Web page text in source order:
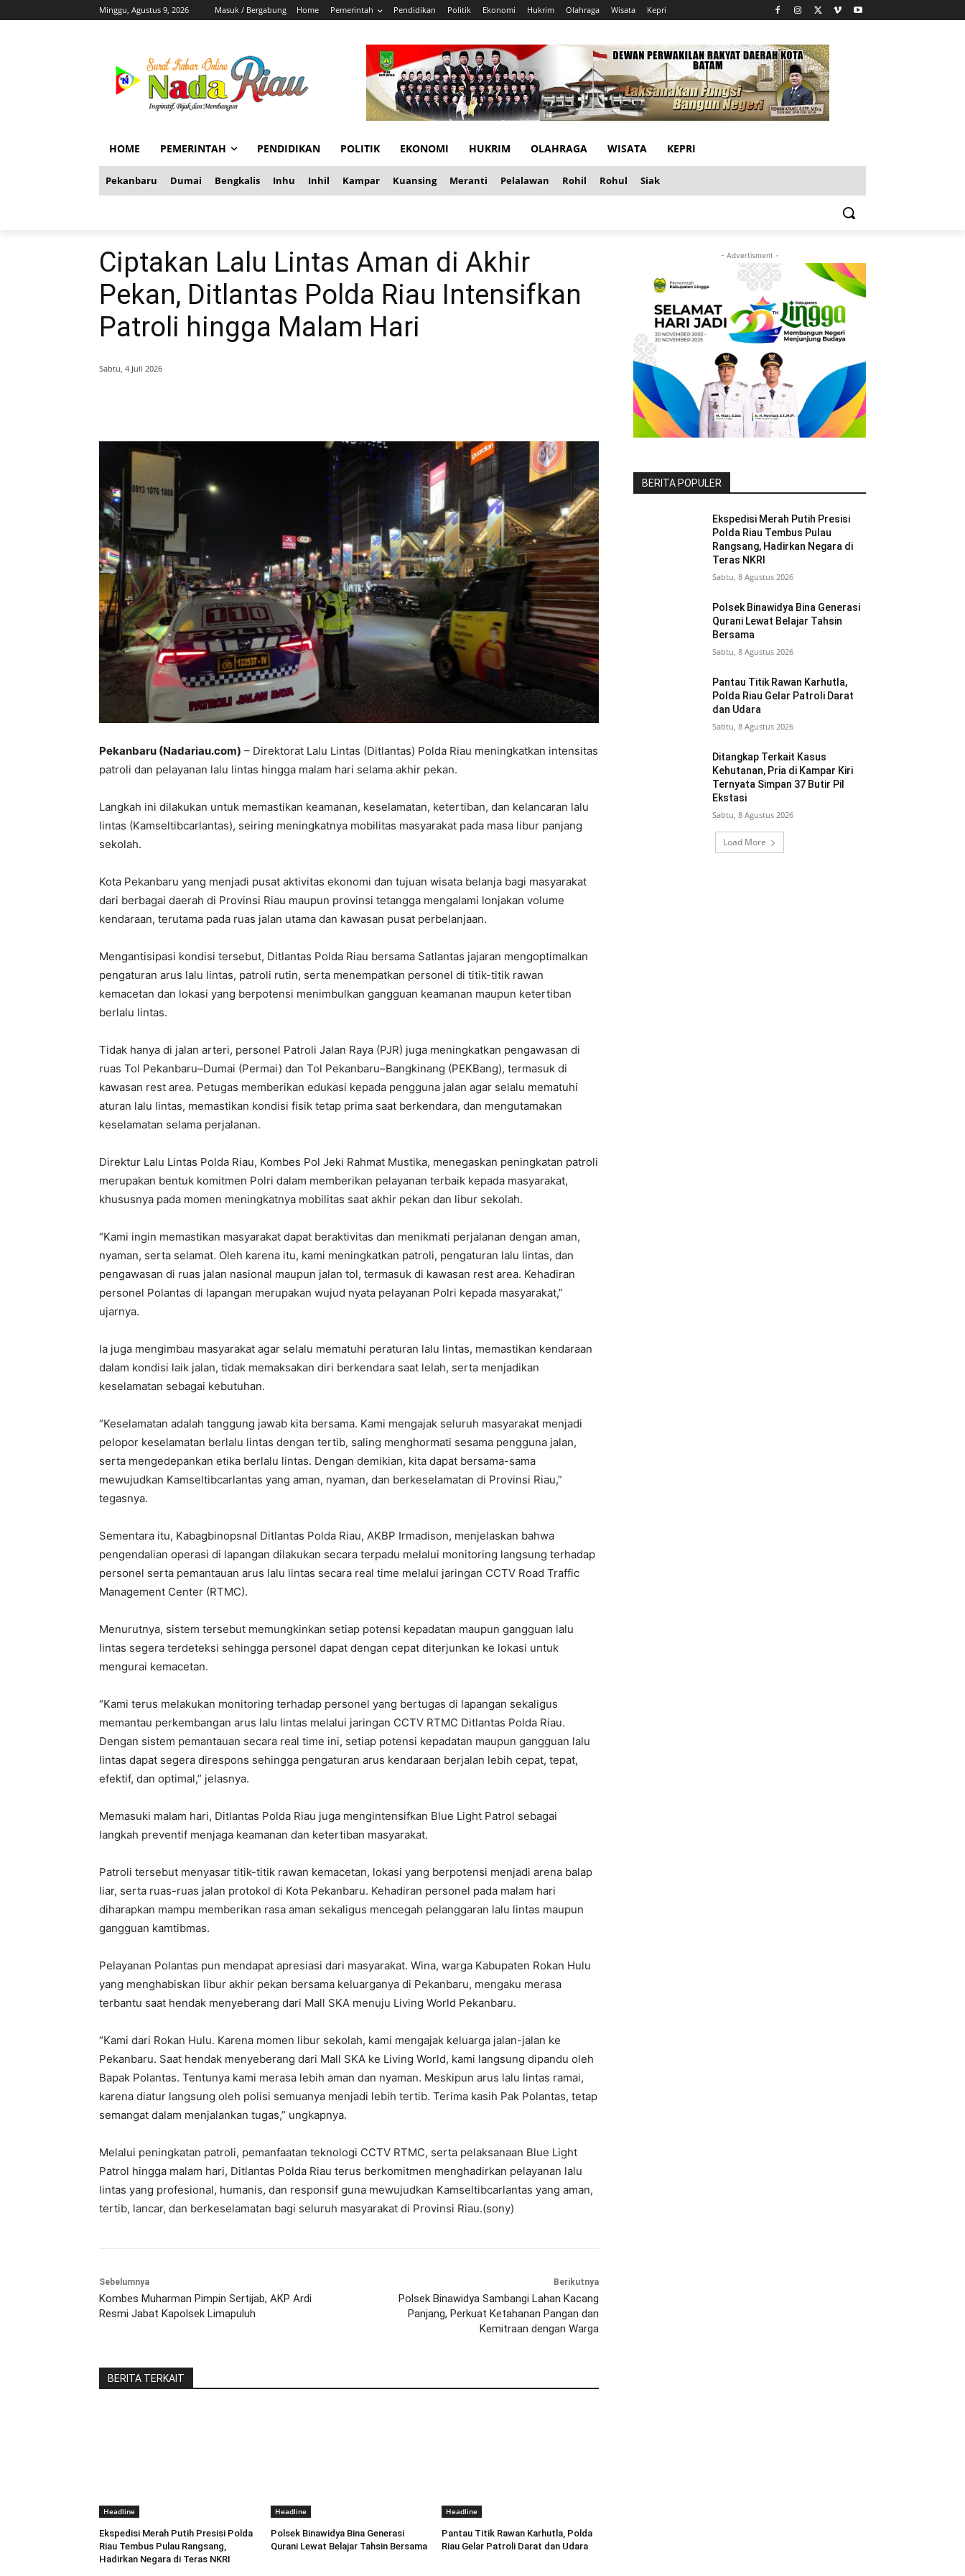
Minggu, Agustus 9, 2026 Masuk / Bergabung Home Pemerintah Pendidikan Politik Ekonomi Hukrim Olahraga Wisata Kepri
HOME PEMERINTAH PENDIDIKAN POLITIK EKONOMI HUKRIM OLAHRAGA WISATA KEPRI
Pekanbaru Dumai Bengkalis Inhu Inhil Kampar Kuansing Meranti Pelalawan Rohil Rohul Siak
Ciptakan Lalu Lintas Aman di Akhir
Pekan, Ditlantas Polda Riau Intensifkan
Patroli hingga Malam Hari
Sabtu, 4 Juli 2026
Pekanbaru (Nadariau.com) – Direktorat Lalu Lintas (Ditlantas) Polda Riau meningkatkan intensitas
patroli dan pelayanan lalu lintas hingga malam hari selama akhir pekan.
Langkah ini dilakukan untuk memastikan keamanan, keselamatan, ketertiban, dan kelancaran lalu
lintas (Kamseltibcarlantas), seiring meningkatnya mobilitas masyarakat pada masa libur panjang
sekolah.
Kota Pekanbaru yang menjadi pusat aktivitas ekonomi dan tujuan wisata belanja bagi masyarakat
dari berbagai daerah di Provinsi Riau maupun provinsi tetangga mengalami lonjakan volume
kendaraan, terutama pada ruas jalan utama dan kawasan pusat perbelanjaan.
Mengantisipasi kondisi tersebut, Ditlantas Polda Riau bersama Satlantas jajaran mengoptimalkan
pengaturan arus lalu lintas, patroli rutin, serta menempatkan personel di titik-titik rawan
kemacetan dan lokasi yang berpotensi menimbulkan gangguan keamanan maupun ketertiban
berlalu lintas.
Tidak hanya di jalan arteri, personel Patroli Jalan Raya (PJR) juga meningkatkan pengawasan di
ruas Tol Pekanbaru–Dumai (Permai) dan Tol Pekanbaru–Bangkinang (PEKBang), termasuk di
kawasan rest area. Petugas memberikan edukasi kepada pengguna jalan agar selalu mematuhi
aturan lalu lintas, memastikan kondisi fisik tetap prima saat berkendara, dan mengutamakan
keselamatan selama perjalanan.
Direktur Lalu Lintas Polda Riau, Kombes Pol Jeki Rahmat Mustika, menegaskan peningkatan patroli
merupakan bentuk komitmen Polri dalam memberikan pelayanan terbaik kepada masyarakat,
khususnya pada momen meningkatnya mobilitas saat akhir pekan dan libur sekolah.
“Kami ingin memastikan masyarakat dapat beraktivitas dan menikmati perjalanan dengan aman,
nyaman, serta selamat. Oleh karena itu, kami meningkatkan patroli, pengaturan lalu lintas, dan
pengawasan di ruas jalan nasional maupun jalan tol, termasuk di kawasan rest area. Kehadiran
personel Polantas di lapangan merupakan wujud nyata pelayanan Polri kepada masyarakat,”
ujarnya.
Ia juga mengimbau masyarakat agar selalu mematuhi peraturan lalu lintas, memastikan kendaraan
dalam kondisi laik jalan, tidak memaksakan diri berkendara saat lelah, serta menjadikan
keselamatan sebagai kebutuhan.
“Keselamatan adalah tanggung jawab kita bersama. Kami mengajak seluruh masyarakat menjadi
pelopor keselamatan berlalu lintas dengan tertib, saling menghormati sesama pengguna jalan,
serta mengedepankan etika berlalu lintas. Dengan demikian, kita dapat bersama-sama
mewujudkan Kamseltibcarlantas yang aman, nyaman, dan berkeselamatan di Provinsi Riau,”
tegasnya.
Sementara itu, Kabagbinopsnal Ditlantas Polda Riau, AKBP Irmadison, menjelaskan bahwa
pengendalian operasi di lapangan dilakukan secara terpadu melalui monitoring langsung terhadap
personel serta pemantauan arus lalu lintas secara real time melalui jaringan CCTV Road Traffic
Management Center (RTMC).
Menurutnya, sistem tersebut memungkinkan setiap potensi kepadatan maupun gangguan lalu
lintas segera terdeteksi sehingga personel dapat dengan cepat diterjunkan ke lokasi untuk
mengurai kemacetan.
“Kami terus melakukan monitoring terhadap personel yang bertugas di lapangan sekaligus
memantau perkembangan arus lalu lintas melalui jaringan CCTV RTMC Ditlantas Polda Riau.
Dengan sistem pemantauan secara real time ini, setiap potensi kepadatan maupun gangguan lalu
lintas dapat segera direspons sehingga pengaturan arus kendaraan berjalan lebih cepat, tepat,
efektif, dan optimal,” jelasnya.
Memasuki malam hari, Ditlantas Polda Riau juga mengintensifkan Blue Light Patrol sebagai
langkah preventif menjaga keamanan dan ketertiban masyarakat.
Patroli tersebut menyasar titik-titik rawan kemacetan, lokasi yang berpotensi menjadi arena balap
liar, serta ruas-ruas jalan protokol di Kota Pekanbaru. Kehadiran personel pada malam hari
diharapkan mampu memberikan rasa aman sekaligus mencegah pelanggaran lalu lintas maupun
gangguan kamtibmas.
Pelayanan Polantas pun mendapat apresiasi dari masyarakat. Wina, warga Kabupaten Rokan Hulu
yang menghabiskan libur akhir pekan bersama keluarganya di Pekanbaru, mengaku merasa
terbantu saat hendak menyeberang dari Mall SKA menuju Living World Pekanbaru.
“Kami dari Rokan Hulu. Karena momen libur sekolah, kami mengajak keluarga jalan-jalan ke
Pekanbaru. Saat hendak menyeberang dari Mall SKA ke Living World, kami langsung dipandu oleh
Bapak Polantas. Tentunya kami merasa lebih aman dan nyaman. Meskipun arus lalu lintas ramai,
karena diatur langsung oleh polisi semuanya menjadi lebih tertib. Terima kasih Pak Polantas, tetap
semangat dalam menjalankan tugas,” ungkapnya.
Melalui peningkatan patroli, pemanfaatan teknologi CCTV RTMC, serta pelaksanaan Blue Light
Patrol hingga malam hari, Ditlantas Polda Riau terus berkomitmen menghadirkan pelayanan lalu
lintas yang profesional, humanis, dan responsif guna mewujudkan Kamseltibcarlantas yang aman,
tertib, lancar, dan berkeselamatan bagi seluruh masyarakat di Provinsi Riau.(sony)
Sebelumnya
Kombes Muharman Pimpin Sertijab, AKP Ardi
Resmi Jabat Kapolsek Limapuluh
Berikutnya
Polsek Binawidya Sambangi Lahan Kacang
Panjang, Perkuat Ketahanan Pangan dan
Kemitraan dengan Warga
BERITA TERKAIT
Headline
Ekspedisi Merah Putih Presisi Polda
Riau Tembus Pulau Rangsang,
Hadirkan Negara di Teras NKRI
Headline
Polsek Binawidya Bina Generasi
Qurani Lewat Belajar Tahsin Bersama
Headline
Pantau Titik Rawan Karhutla, Polda
Riau Gelar Patroli Darat dan Udara
- Advertisment -
BERITA POPULER
Ekspedisi Merah Putih Presisi
Polda Riau Tembus Pulau
Rangsang, Hadirkan Negara di
Teras NKRI
Sabtu, 8 Agustus 2026
Polsek Binawidya Bina Generasi
Qurani Lewat Belajar Tahsin
Bersama
Sabtu, 8 Agustus 2026
Pantau Titik Rawan Karhutla,
Polda Riau Gelar Patroli Darat
dan Udara
Sabtu, 8 Agustus 2026
Ditangkap Terkait Kasus
Kehutanan, Pria di Kampar Kiri
Ternyata Simpan 37 Butir Pil
Ekstasi
Sabtu, 8 Agustus 2026
Load More